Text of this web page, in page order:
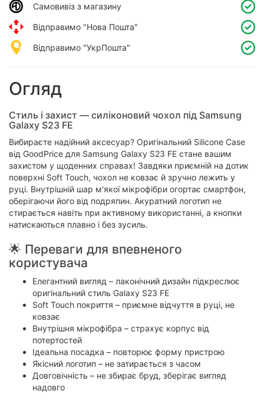
Самовивіз з магазину
Відправимо "Нова Пошта"
Відправимо "УкрПошта"
Огляд
Стиль і захист — силіконовий чохол під Samsung
Galaxy S23 FE
Вибираєте надійний аксесуар? Оригінальний Silicone Case
від GoodPrice для Samsung Galaxy S23 FE стане вашим
захистом у щоденних справах! Завдяки приємній на дотик
поверхні Soft Touch, чохол не ковзає й зручно лежить у
руці. Внутрішній шар м'якої мікрофібри огортає смартфон,
оберігаючи його від подряпин. Акуратний логотип не
стирається навіть при активному використанні, а кнопки
натискаються плавно і без зусиль.
🌟 Переваги для впевненого
користувача
Елегантний вигляд – лаконічний дизайн підкреслює
оригінальний стиль Galaxy S23 FE
Soft Touch покриття – приємне відчуття в руці, не
ковзає
Внутрішня мікрофібра – страхує корпус від
потертостей
Ідеальна посадка – повторює форму пристрою
Якісний логотип – не затирається з часом
Довговічність – не збирає бруд, зберігає вигляд
надовго